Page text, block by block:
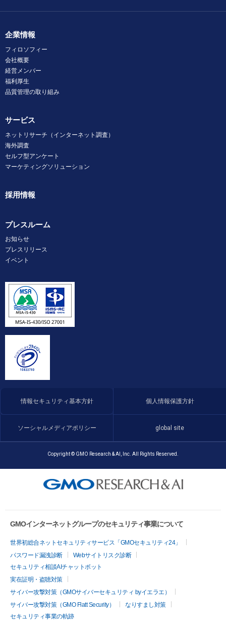
企業情報
フィロソフィー
会社概要
経営メンバー
福利厚生
品質管理の取り組み
サービス
ネットリサーチ（インターネット調査）
海外調査
セルフ型アンケート
マーケティングソリューション
採用情報
プレスルーム
お知らせ
プレスリリース
イベント
情報セキュリティ基本方針 個人情報保護方針
ソーシャルメディアポリシー global site
Copyright © GMO Research & AI, Inc. All Rights Reserved.
GMOインターネットグループのセキュリティ事業について
世界初総合ネットセキュリティサービス「GMOセキュリティ24」
パスワード漏洩診断
Webサイトリスク診断
セキュリティ相談AIチャットボット
実在証明・盗聴対策
サイバー攻撃対策（GMOサイバーセキュリティ byイエラエ）
サイバー攻撃対策（GMO Flatt Security）
なりすまし対策
セキュリティ事業の軌跡